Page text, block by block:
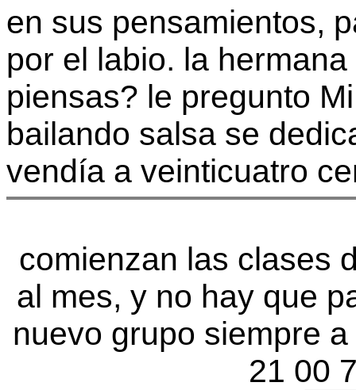
en sus pensamientos,
por el labio. la
piensas? le pregunto
bailando salsa se
vendía a veinticuatro
comienzan las clases
al mes, y no hay que
nuevo grupo siempre
21 00